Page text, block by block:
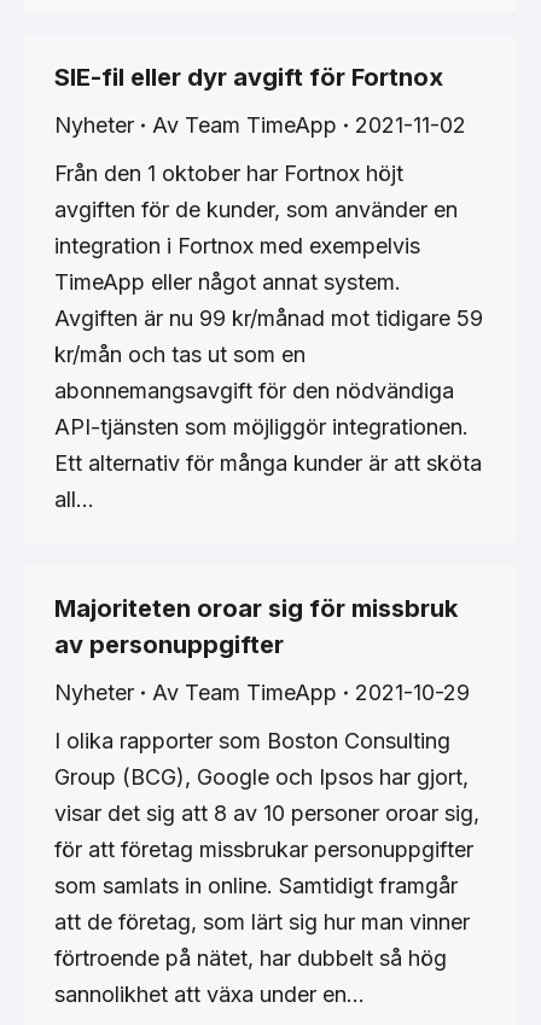
SIE-fil eller dyr avgift för Fortnox
Nyheter Av Team TimeApp
2021-11-02
Från den 1 oktober har Fortnox höjt
avgiften för de kunder, som använder en
integration i Fortnox med exempelvis
TimeApp eller något annat system.
Avgiften är nu 99 kr/månad mot tidigare 59
kr/mån och tas ut som en
abonnemangsavgift för den nödvändiga
API-tjänsten som möjliggör integrationen.
Ett alternativ för många kunder är att sköta
all…
Majoriteten oroar sig för missbruk
av personuppgifter
Nyheter Av Team TimeApp
2021-10-29
I olika rapporter som Boston Consulting
Group (BCG), Google och Ipsos har gjort,
visar det sig att 8 av 10 personer oroar sig,
för att företag missbrukar personuppgifter
som samlats in online. Samtidigt framgår
att de företag, som lärt sig hur man vinner
förtroende på nätet, har dubbelt så hög
sannolikhet att växa under en…